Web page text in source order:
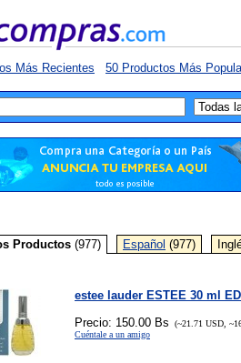
Más Recientes 50 Productos Más
Productos (977) Español (977)
estee lauder ESTEE 30 ml
Precio: 150.00 Bs (~21.71 USD,
Cuéntale a un amigo